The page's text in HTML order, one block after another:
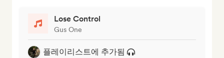
Lose Control
Gus One
플레이리스트에 추가됨